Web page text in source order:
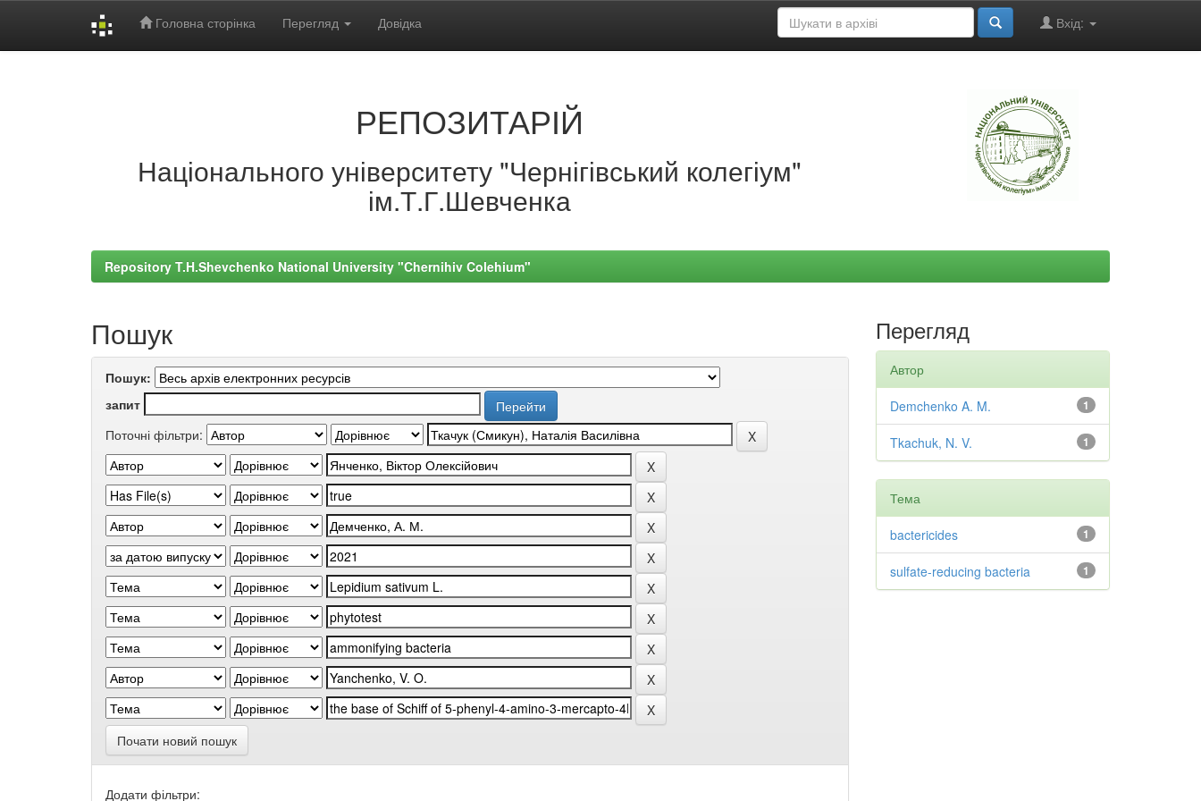
Головна сторінка Перегляд Довідка Вхід:
РЕПОЗИТАРІЙ
Національного університету "Чернігівський колегіум"
ім.Т.Г.Шевченка
Repository T.H.Shevchenko National University "Chernihiv Colehium"
Пошук
Пошук:
запит
Поточні фільтри:
Почати новий пошук
Додати фільтри:
Перегляд
Автор
1
Demchenko A. M.
1
Tkachuk, N. V.
Тема
1
bactericides
1
sulfate-reducing bacteria